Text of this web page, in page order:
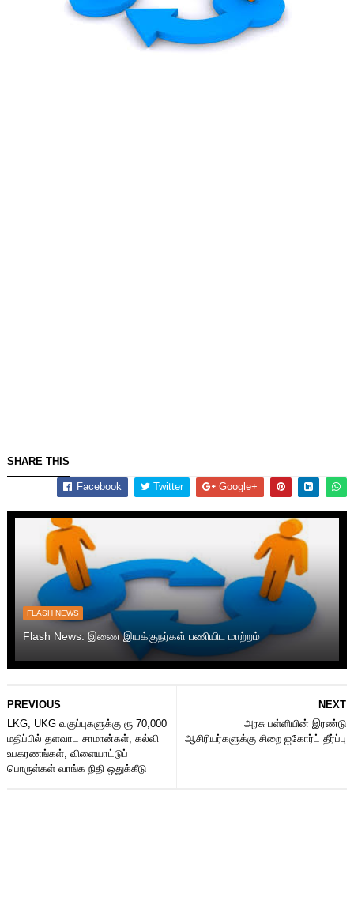
SHARE THIS
Facebook Twitter Google+
FLASH NEWS
Flash News: இணை இயக்குநர்கள் பணியிட மாற்றம்
NEXT
அரசு பள்ளியின் இரண்டு
ஆசிரியர்களுக்கு சிறை ஐகோர்ட் தீர்ப்பு
PREVIOUS
LKG, UKG வகுப்புகளுக்கு ரூ 70,000
மதிப்பில் தளவாட சாமான்கள், கல்வி
உபகரணங்கள், விளையாட்டுப்
பொருள்கள் வாங்க நிதி ஒதுக்கீடு